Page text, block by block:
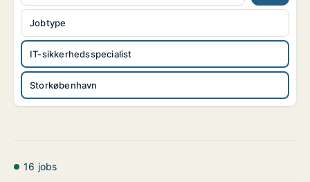
IT-sikkerhedsspecialist
Storkøbenhavn
Jobtype
16 jobs